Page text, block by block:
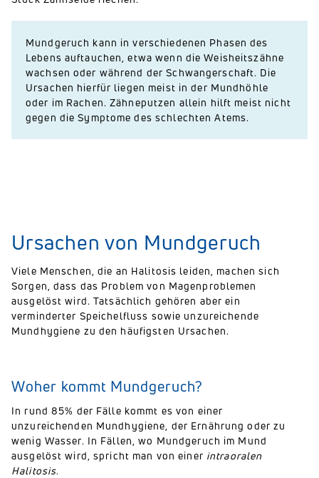
Mundgeruch kann in verschiedenen Phasen des
Lebens auftauchen, etwa wenn die Weisheitszähne
wachsen oder während der Schwangerschaft. Die
Ursachen hierfür liegen meist in der Mundhöhle
oder im Rachen. Zähneputzen allein hilft meist nicht
gegen die Symptome des schlechten Atems.
Ursachen von Mundgeruch
Viele Menschen, die an Halitosis leiden, machen sich
Sorgen, dass das Problem von Magenproblemen
ausgelöst wird. Tatsächlich gehören aber ein
verminderter Speichelfluss sowie unzureichende
Mundhygiene zu den häufigsten Ursachen.
Woher kommt Mundgeruch?
In rund 85% der Fälle kommt es von einer
unzureichenden Mundhygiene, der Ernährung oder zu
wenig Wasser. In Fällen, wo Mundgeruch im Mund
ausgelöst wird, spricht man von einer intraoralen
Halitosis.